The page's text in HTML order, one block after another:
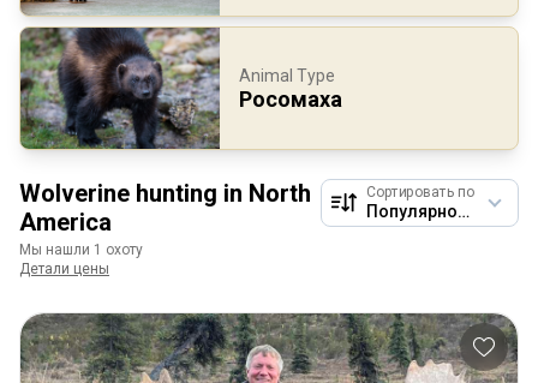
Animal Type
Росомаха
Wolverine hunting in North
America
Мы нашли 1 охоту
Детали цены
Сортировать по